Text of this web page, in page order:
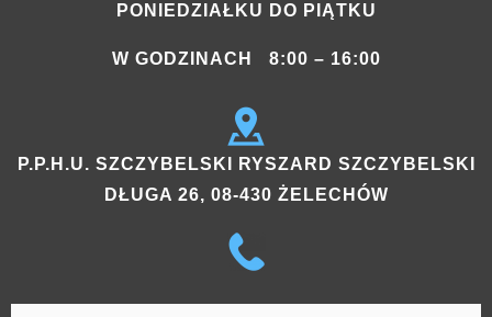
PONIEDZIAŁKU DO PIĄTKU
W GODZINACH 8:00 – 16:00
P.P.H.U. SZCZYBELSKI RYSZARD SZCZYBELSKI
DŁUGA 26, 08-430 ŻELECHÓW